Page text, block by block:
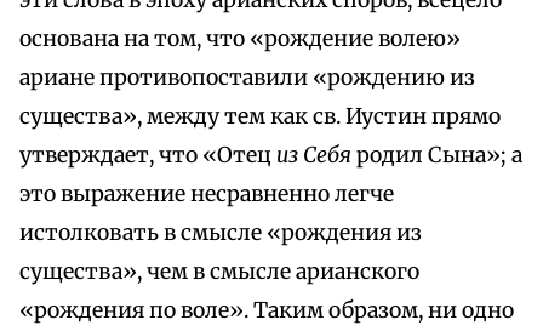
основана на том, что «рождение волею»
ариане противопоставили «рождению из
существа», между тем как св. Иустин прямо
утверждает, что «Отец из Себя родил Сына»; а
это выражение несравненно легче
истолковать в смысле «рождения из
существа», чем в смысле арианского
«рождения по воле». Таким образом, ни одно